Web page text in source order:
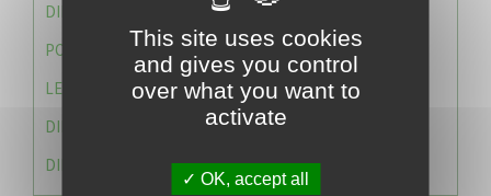
DIRECTION DES SERVICES TECHNIQUES
POLICE MUNICIPALE
LE CABINET DU MAIRE
DIRECTION DES RESSOURCES ET MOYENS
DIRECTION DU DEVELLOPPEMENT URBAIN DURABL
This site uses cookies
and gives you control
over what you want to
activate
OK, accept all